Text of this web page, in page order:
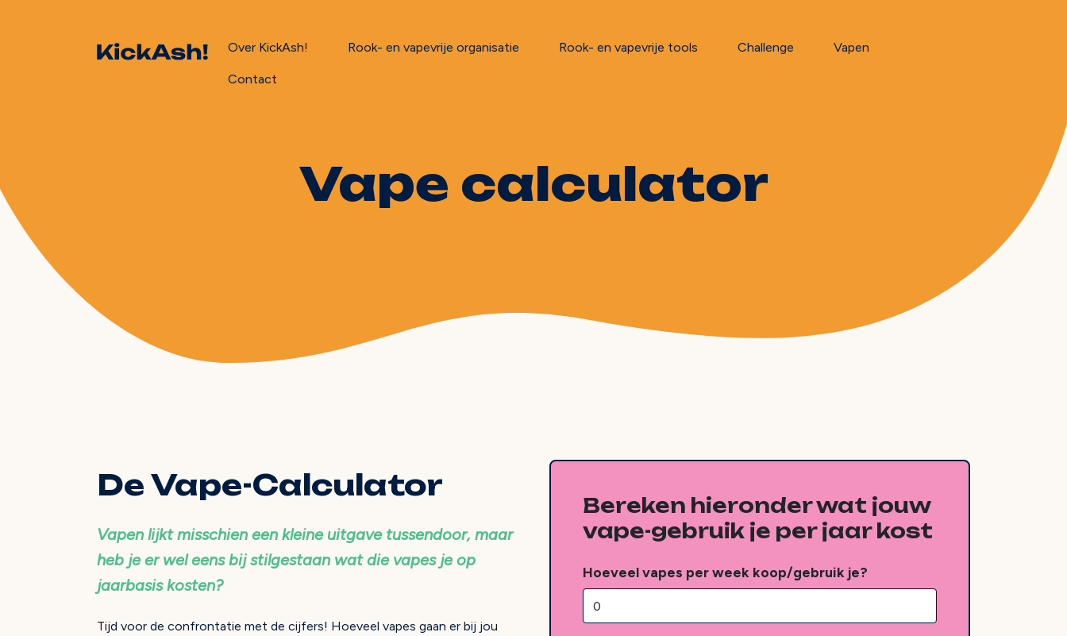
Over KickAsh! Rook- en vapevrije organisatie Rook- en vapevrije tools Challenge Vapen
Contact
Vape calculator
De Vape-Calculator
Vapen lijkt misschien een kleine uitgave tussendoor, maar
heb je er wel eens bij stilgestaan wat die vapes je op
jaarbasis kosten?
Tijd voor de confrontatie met de cijfers! Hoeveel vapes gaan er bij jou
Bereken hieronder wat jouw
vape-gebruik je per jaar kost
Hoeveel vapes per week koop/gebruik je?